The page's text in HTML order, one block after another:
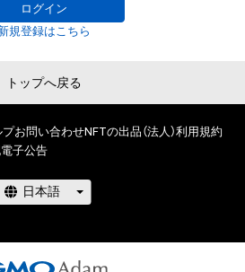
ログイン
規登録はこちら
トップへ戻る
プお問い合わせNFTの出品（法人）利用規約
電子公告